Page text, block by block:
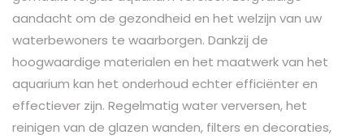
aandacht om de gezondheid en het welzijn van uw
waterbewoners te waarborgen. Dankzij de
hoogwaardige materialen en het maatwerk van het
aquarium kan het onderhoud echter efficiënter en
effectiever zijn. Regelmatig water verversen, het
reinigen van de glazen wanden, filters en decoraties,